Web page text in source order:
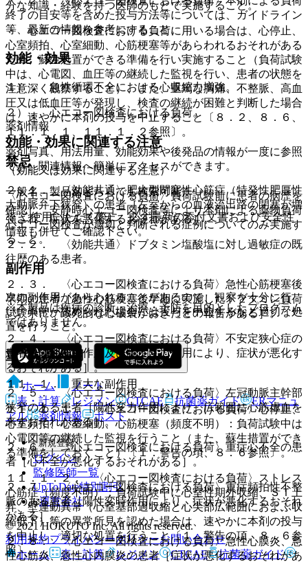
分な知識・経験を持つ医師のもとで実施すること。
・ 心エコー図検査における負荷に用いる場合は、心停止、
心室頻拍、心室細動、心筋梗塞等があらわれるおそれがある
ため、蘇生処置ができる準備を行い実施すること（負荷試験
中は、心電図、血圧等の継続した監視を行い、患者の状態を
注意深く観察すること）、また、重篤な胸痛、不整脈、高血
圧又は低血圧等が発現し、検査の継続が困難と判断した場合
は、速やかに本剤の投与を中止すること〔８．２、８．６、
１１．１．１、１１．１．２参照〕。
禁忌
２．１． 〈効能共通〉肥大型閉塞性心筋症（特発性肥厚性
大動脈弁下狭窄）の患者［左室からの血液流出路の閉塞が増
強され、症状を悪化するおそれがある］。
２．２． 〈効能共通〉ドブタミン塩酸塩に対し過敏症の既
往歴のある患者。
２．３． 〈心エコー図検査における負荷〉急性心筋梗塞後
早期の患者［急性心筋梗塞後早期に実施したドブタミン負荷
試験中に、致死的な心破裂がおきたとの報告がある］。
２．４． 〈心エコー図検査における負荷〉不安定狭心症の
患者［陽性変時作用及び陽性変力作用により、症状が悪化す
るおそれがある］。
２．５． 〈心エコー図検査における負荷〉左冠動脈主幹部
狭窄のある患者［陽性変力作用により、広範囲に心筋虚血を
来すおそれがある］。
２．６． 〈心エコー図検査における負荷〉重症心不全の患
者［心不全が悪化するおそれがある］。
２．７． 〈心エコー図検査における負荷〉重症頻拍性不整
脈のある患者［陽性変時作用により、症状が悪化するおそれ
がある］。
２．８． 〈心エコー図検査における負荷〉急性心膜炎、急
性心筋炎、急性心内膜炎の患者［症状が悪化するおそれがあ
終了の目安等を含めた投与方法等については、ガイドライン
等、最新の情報を参考にすること。
効能・効果
１）． 急性循環不全における心収縮力増強。
２）． 心エコー図検査における負荷。
効能・効果に関連する注意
（効能又は効果に関連する注意）
〈心エコー図検査における負荷〉負荷試験前に患者の病歴を
確認し、安静時心エコー図検査等により本剤による薬物負荷
心エコー図検査が適切と判断される症例についてのみ実施す
ること。
副作用
次の副作用があらわれることがあるので、観察を十分に行
い、異常が認められた場合には投与を中止するなど適切な処
置を行うこと。
重大な副作用
１１．１． 重大な副作用
１１．１．１． 〈心エコー図検査における負荷〉心停止、
心室頻拍、心室細動、心筋梗塞（頻度不明）：負荷試験中は
心電図等の継続した監視を行うこと（また、蘇生措置ができ
る準備をしておくこと）〔１．警告の項、８．６参照〕。
１１．１．２． 〈心エコー図検査における負荷〉ストレス
心筋症（頻度不明）：負荷試験中に心室性期外収縮、ＳＴ上
昇、壁運動異常（心室基部過収縮と心尖部広範囲におよぶ収
縮低下）等の異常所見を認めた場合は、速やかに本剤の投与
を中止し、適切な処置を行うこと〔１．警告の項、８．６参
照〕。
薬剤情報
薬剤写真、用法用量、効能効果や後発品の情報が一度に参照
でき、関連情報へ簡単にアクセスができます。
一般名、製品名どちらでも検索可能！
※ ご使用いただく際に、必ず最新の添付文書および安全性
情報も併せてご確認下さい。
※本製品は疾病の診断・治療・予防を目的としたプログラム
ではありません。
ホーム
ノート
表・計算
レジメン CTCAE 抗菌薬ガイド
ERマニュ
アル
薬剤情報 ポスト
新規登録
ログイン
監修医師一覧
UpToDate特別割引
運営会社
© 2021 HOKUTO Inc. All rights reserved.
利用規約プライバシーポリシーお問い合わせ
ホーム
表・計算 レジメン CTCAE
抗菌薬ガイド